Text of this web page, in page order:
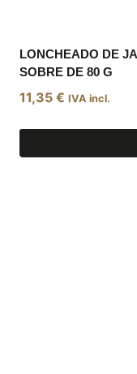
LONCHEADO DE
SOBRE DE 80 G
11,35 € IVA incl.